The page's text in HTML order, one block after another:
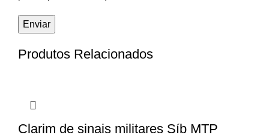
Produtos Relacionados
Clarim de sinais militares Síb MTP